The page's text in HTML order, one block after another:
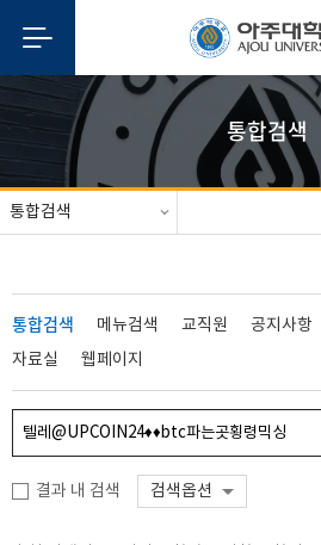
통합검색
통합검색
통합검색 메뉴검색 교직원 공지사항
자료실
웹페이지
결과 내 검색 검색옵션